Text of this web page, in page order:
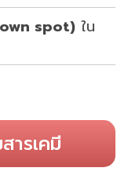
spot) ใน
ารเคมี